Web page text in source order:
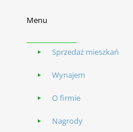
Menu
Sprzedaż mieszkań
Wynajem
O firmie
Nagrody